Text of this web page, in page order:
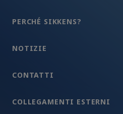
PERCHÉ SIKKENS?
NOTIZIE
CONTATTI
COLLEGAMENTI ESTERNI